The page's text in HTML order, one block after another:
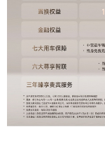
四川
陕西
新疆
多语种频道